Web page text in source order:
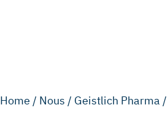
Home / Nous / Geistlich Pharma /